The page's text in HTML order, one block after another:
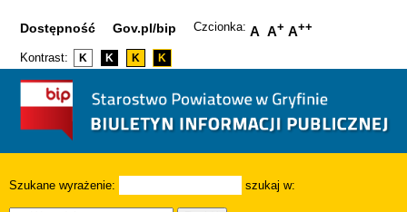
Dostępność Gov.pl/bip Czcionka: A A+ A++
Kontrast: K K K K
Szukane wyrażenie: szukaj w: